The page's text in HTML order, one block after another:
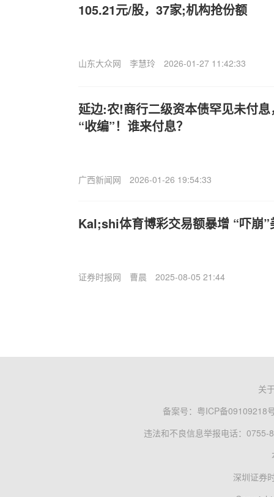
105.21元/股，37家;机构抢份额
山东大众网 李慧玲 2026-01-27 11:42:33
延边:农!商行二级资本债罕见未付
“收编”！谁来付息？
广西新闻网 2026-01-26 19:54:33
Kal;shi体育博彩交易额暴增 “吓崩”
证券时报网 曹晨 2025-08-05 21:44
关
备案号： 粤ICP备09109218
违法和不良信息举报电话：0755-
深圳证券